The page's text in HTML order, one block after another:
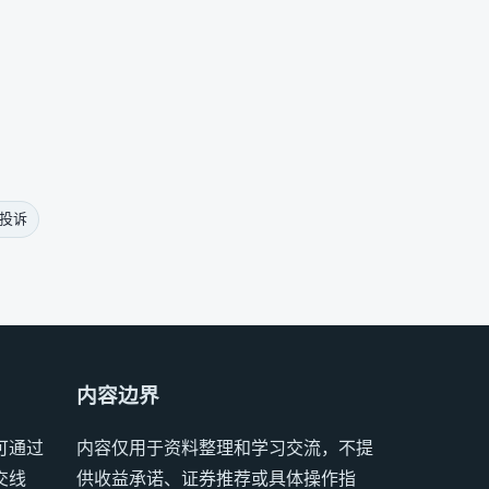
诉
通过
线
内容边界
内容仅用于资料整理和学习交流，不提
供收益承诺、证券推荐或具体操作指